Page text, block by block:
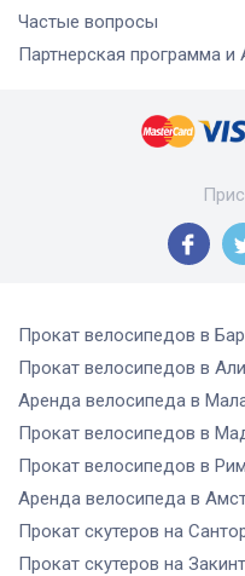
Частые вопросы
Партнерская программа и
Прокат велосипедов в
Прокат велосипедов в
Аренда велосипеда в
Прокат велосипедов в
Прокат велосипедов в
Аренда велосипеда в
Прокат скутеров на
Прокат скутеров на